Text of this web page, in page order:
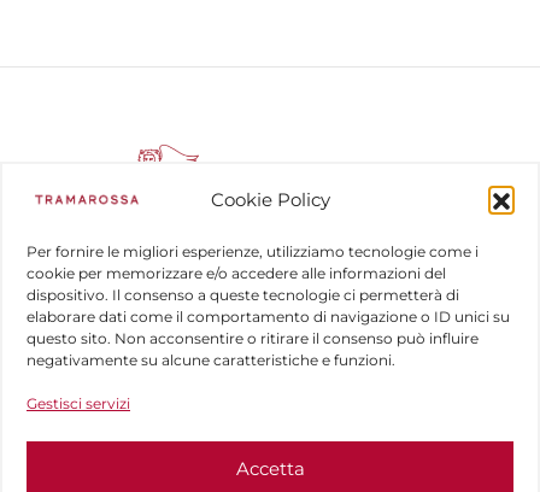
Cookie Policy
Per fornire le migliori esperienze, utilizziamo tecnologie come i
cookie per memorizzare e/o accedere alle informazioni del
dispositivo. Il consenso a queste tecnologie ci permetterà di
elaborare dati come il comportamento di navigazione o ID unici su
questo sito. Non acconsentire o ritirare il consenso può influire
negativamente su alcune caratteristiche e funzioni.
Gestisci servizi
Accetta
COMPANY
HELP